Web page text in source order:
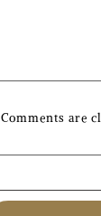
Comments are